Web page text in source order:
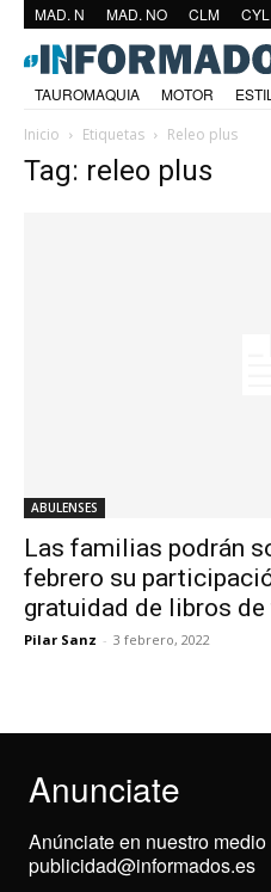
MAD. N MAD. NO CLM CYL
TAUROMAQUIA MOTOR
Inicio
Etiquetas Releo plus
Tag: releo plus
ABULENSES
Las familias podrán
febrero su
gratuidad de libros de
Pilar Sanz - 3 febrero, 2022
Anunciate
Anúnciate en nuestro medio
publicidad@informados.es